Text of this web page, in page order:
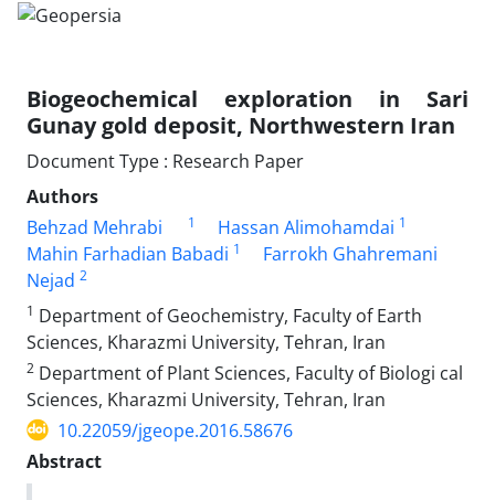
Biogeochemical exploration in Sari
Gunay gold deposit, Northwestern Iran
Document Type : Research Paper
Authors
Behzad Mehrabi
1 Hassan Alimohamdai 1
Mahin Farhadian Babadi 1
Farrokh Ghahremani
Nejad 2
1 Department of Geochemistry, Faculty of Earth
Sciences, Kharazmi University, Tehran, Iran
2 Department of Plant Sciences, Faculty of Biologi cal
Sciences, Kharazmi University, Tehran, Iran
10.22059/jgeope.2016.58676
Abstract